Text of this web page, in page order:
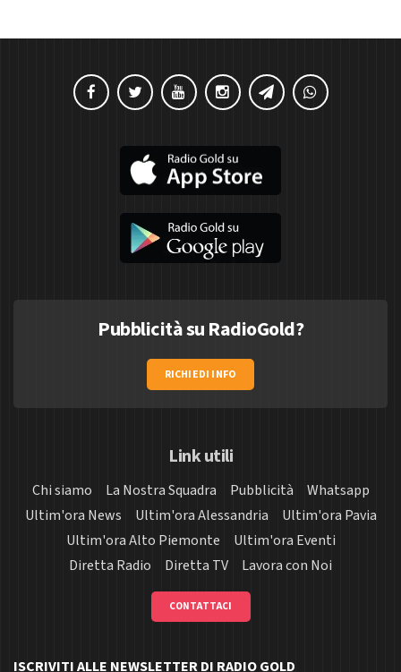
Pubblicità su RadioGold?
RICHIEDI INFO
Link utili
Chi siamo La Nostra Squadra Pubblicità
Whatsapp
Ultim'ora News
Ultim'ora Alessandria
Ultim'ora Pavia
Ultim'ora Alto Piemonte
Ultim'ora Eventi
Diretta Radio
Diretta TV Lavora con Noi
CONTATTACI
ISCRIVITI ALLE NEWSLETTER DI RADIO GOLD